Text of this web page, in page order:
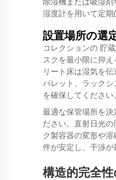
湿度計を用いて定期
設置場所の選
コレクションの 貯
スクを最小限に抑
リート床は湿気を
パレット、ラック
を確保してください
最適な保管場所を
ださい。直射日光
ク製容器の変形や
件が安定し、干渉が
構造的完全